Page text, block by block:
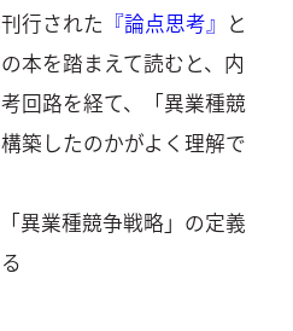
行された 『論点思考』 と
本を踏まえて読むと、内
回路を経て、「異業種競
築したのかがよく理解で
異業種競争戦略」の定義